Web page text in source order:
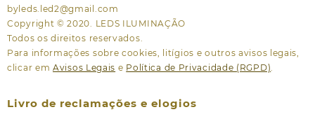
byleds.led2@gmail.com
Copyright © 2020. LEDS ILUMINAÇÃO
Todos os direitos reservados.
Para informações sobre cookies, litígios e outros avisos legais,
clicar em Avisos Legais e Política de Privacidade (RGPD)
Livro de reclamações e elogios